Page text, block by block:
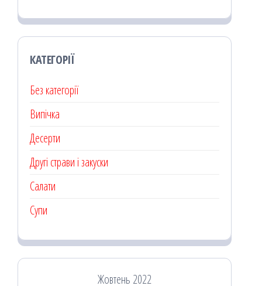
КАТЕГОРІЇ
Без категорії
Випічка
Десерти
Другі страви і закуски
Салати
Супи
Жовтень 2022